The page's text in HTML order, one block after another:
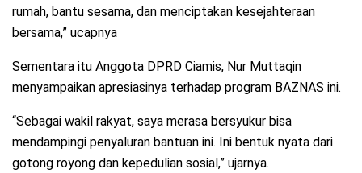
rumah, bantu sesama, dan menciptakan kesejahteraan
bersama,” ucapnya
Sementara itu Anggota DPRD Ciamis, Nur Muttaqin
menyampaikan apresiasinya terhadap program BAZNAS ini.
“Sebagai wakil rakyat, saya merasa bersyukur bisa
mendampingi penyaluran bantuan ini. Ini bentuk nyata dari
gotong royong dan kepedulian sosial,” ujarnya.